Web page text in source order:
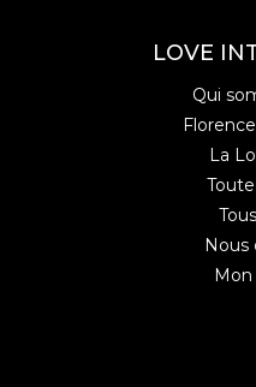
LOVE
Qui
La
Nous